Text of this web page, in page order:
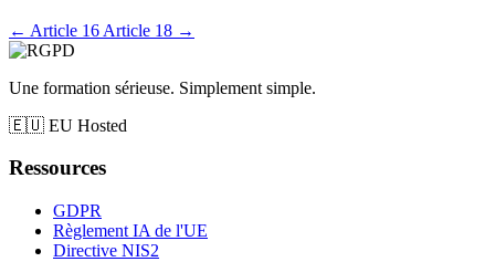
← Article 16 Article 18 →
Une formation sérieuse. Simplement simple.
🇪🇺 EU Hosted
Ressources
GDPR
Règlement IA de l'UE
Directive NIS2